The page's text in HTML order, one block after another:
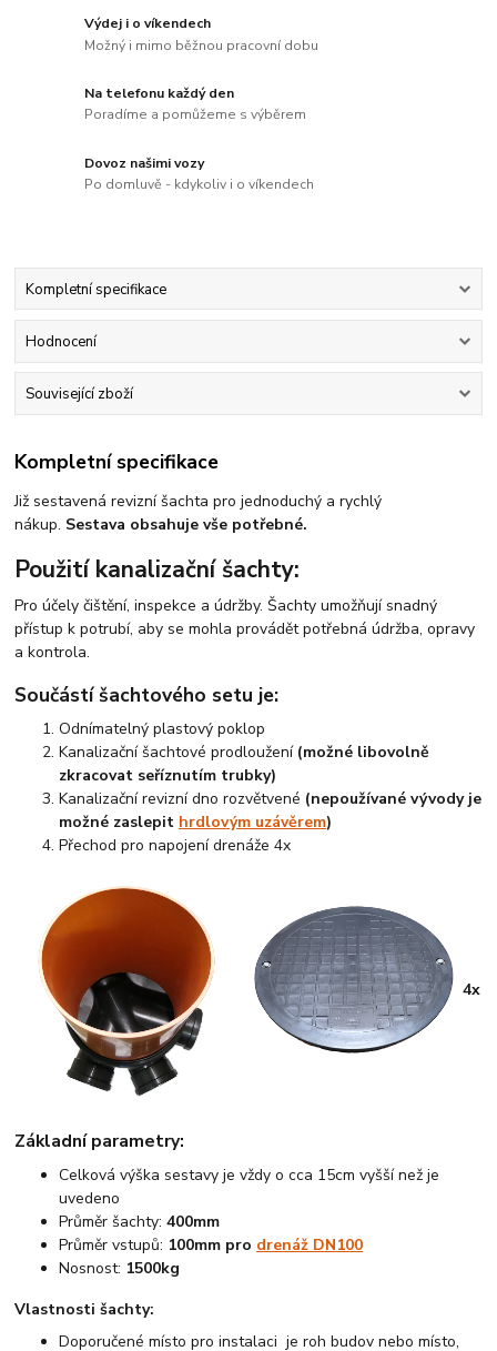
Výdej i o víkendech
Možný i mimo běžnou pracovní dobu
Na telefonu každý den
Poradíme a pomůžeme s výběrem
Dovoz našimi vozy
Po domluvě - kdykoliv i o víkendech
Kompletní specifikace
Hodnocení
Související zboží
Kompletní specifikace
Již sestavená revizní šachta pro jednoduchý a rychlý
nákup. Sestava obsahuje vše potřebné.
Použití kanalizační šachty:
Pro účely čištění, inspekce a údržby. Šachty umožňují snadný
přístup k potrubí, aby se mohla provádět potřebná údržba, opravy
a kontrola.
Součástí šachtového setu je:
Odnímatelný plastový poklop
Kanalizační šachtové prodloužení (možné libovolně
zkracovat seříznutím trubky)
Kanalizační revizní dno rozvětvené (nepoužívané vývody je
možné zaslepit hrdlovým uzávěrem)
Přechod pro napojení drenáže 4x
4x
Základní parametry:
Celková výška sestavy je vždy o cca 15cm vyšší než je
uvedeno
Průměr šachty:400mm
Průměr vstupů: 100mm pro drenáž DN100
Nosnost: 1500kg
Vlastnosti šachty:
Doporučené místo pro instalaci je roh budov nebo místo,